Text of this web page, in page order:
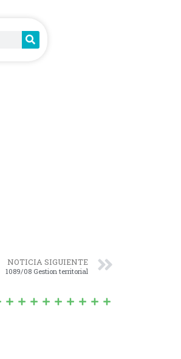
NOTICIA SIGUIENTE
1089/08 Gestion territorial